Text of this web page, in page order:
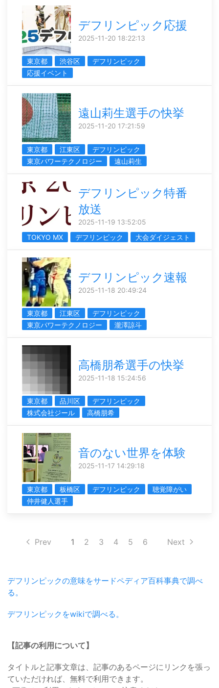
デフリンピック応援
2025-11-20 18:22:13
東京都 渋谷区
デフリンピック
応援イベント
遠山莉生選手の快挙
2025-11-20 17:21:59
東京都 江東区
デフリンピック
東京パワーテクノロジー
遠山莉生
デフリンピック特番
放送
2025-11-19 13:52:05
TOKYO MX
デフリンピック 大会ダイジェスト
デフリンピック速報
2025-11-18 20:49:24
東京都 江東区
デフリンピック
東京パワーテクノロジー
瀧澤諒斗
高橋朋希選手の快挙
2025-11-18 15:24:56
東京都 品川区
デフリンピック
株式会社ジール
高橋朋希
音のない世界を体験
2025-11-17 14:29:18
東京都 板橋区 デフリンピック
聴覚障がい
仲井健人選手
Prev 1 2 3 4 5 6 Next
デフリンピックの意味をサードペディア百科事典で調べ
る。
デフリンピックをwikiで調べる。
【記事の利用について】
タイトルと記事文章は、記事のあるページにリンクを張っ
ていただければ、無料で利用できます。